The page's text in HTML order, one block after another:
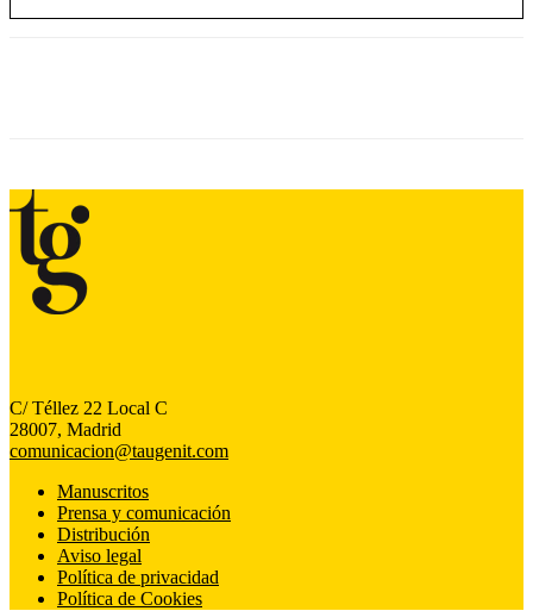
C/ Téllez 22 Local C
28007, Madrid
comunicacion@taugenit.com
Manuscritos
Prensa y comunicación
Distribución
Aviso legal
Política de privacidad
Política de Cookies